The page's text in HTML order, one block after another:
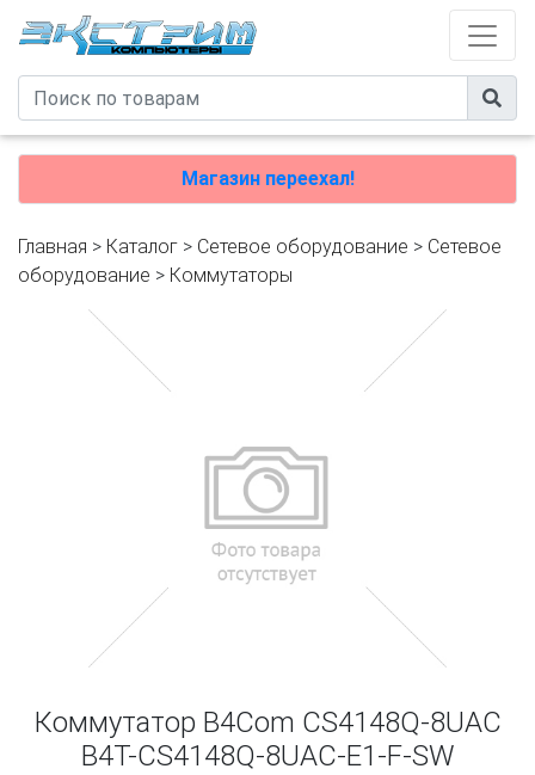
Магазин переехал!
Главная > Каталог > Сетевое оборудование > Cетевое
оборудование > Коммутаторы
Коммутатор B4Com CS4148Q-8UAC
B4T-CS4148Q-8UAC-E1-F-SW